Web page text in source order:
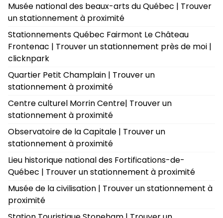
Musée national des beaux-arts du Québec | Trouver
un stationnement à proximité
Stationnements Québec Fairmont Le Château
Frontenac | Trouver un stationnement près de moi |
clicknpark
Quartier Petit Champlain | Trouver un
stationnement à proximité
Centre culturel Morrin Centre| Trouver un
stationnement à proximité
Observatoire de la Capitale | Trouver un
stationnement à proximité
Lieu historique national des Fortifications-de-
Québec | Trouver un stationnement à proximité
Musée de la civilisation | Trouver un stationnement à
proximité